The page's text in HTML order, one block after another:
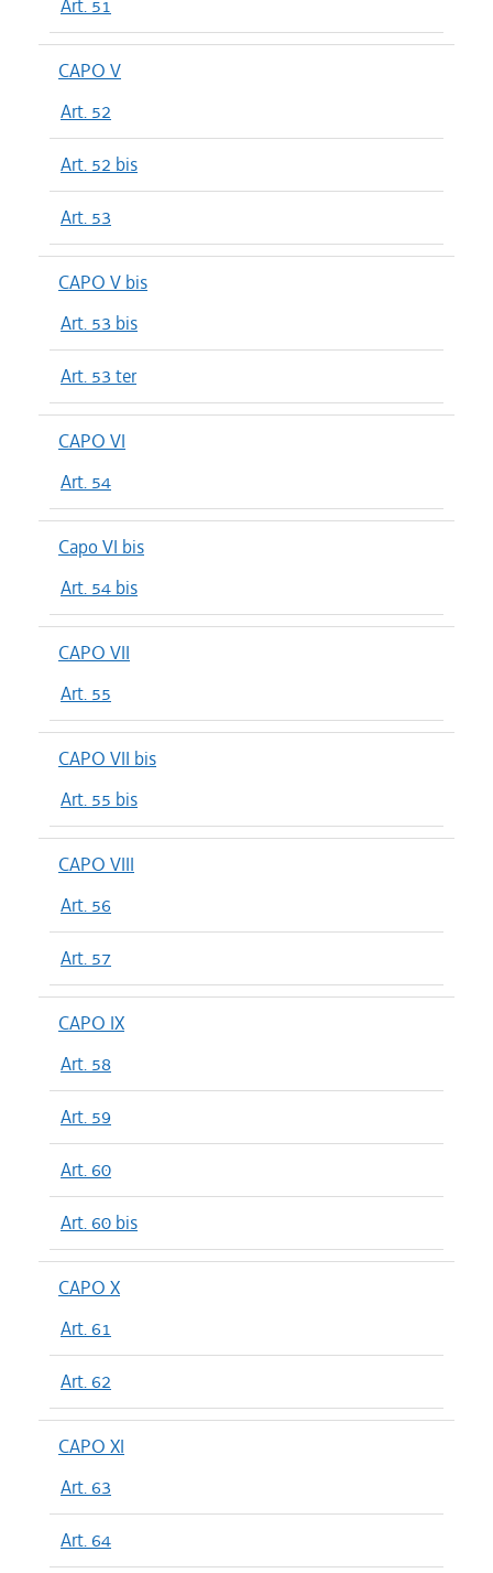
Art. 51
CAPO V
Art. 52
Art. 52 bis
Art. 53
CAPO V bis
Art. 53 bis
Art. 53 ter
CAPO VI
Art. 54
Capo VI bis
Art. 54 bis
CAPO VII
Art. 55
CAPO VII bis
Art. 55 bis
CAPO VIII
Art. 56
Art. 57
CAPO IX
Art. 58
Art. 59
Art. 60
Art. 60 bis
CAPO X
Art. 61
Art. 62
CAPO XI
Art. 63
Art. 64